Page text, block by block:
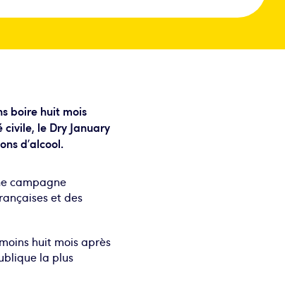
boire huit mois
civile, le Dry January
d’alcool.
campagne
et des
huit mois après
la plus